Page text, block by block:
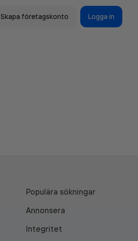
Skapa företagskonto Logga in
Populära sökningar
Annonsera
Integritet